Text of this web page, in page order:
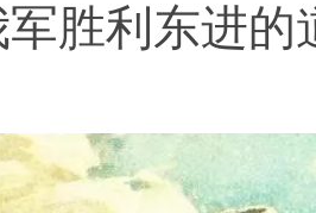
胜利东进